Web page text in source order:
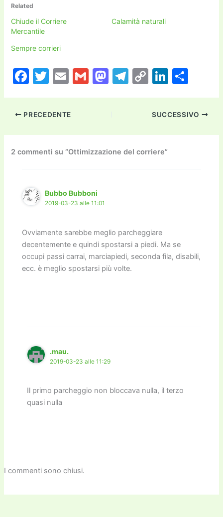
Related
Chiude il Corriere
Mercantile
Calamità naturali
Sempre corrieri
F
c
b
o
o
k
T
itt
E
ai
G
M
d
o
n
T
a
m
C
p
y
Li
n
k
Li
k
dI
n
vi
PRECEDENTE SUCCESSIVO
2 commenti su “Ottimizzazione del corriere”
Bubbo Bubboni
2019-03-23 alle 11:01
Ovviamente sarebbe meglio parcheggiare
decentemente e quindi spostarsi a piedi. Ma se
occupi passi carrai, marciapiedi, seconda fila, disabili,
ecc. è meglio spostarsi più volte.
.mau.
2019-03-23 alle 11:29
Il primo parcheggio non bloccava nulla, il terzo
quasi nulla
I commenti sono chiusi.